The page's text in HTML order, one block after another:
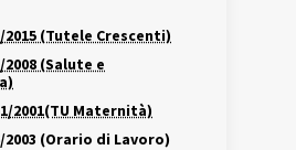
2015 (Tutele Crescenti)
2008 (Salute e
2001(TU Maternità)
2003 (Orario di Lavoro)